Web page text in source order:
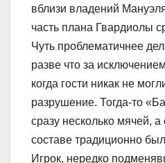
вблизи владений
часть плана Гвардиолы
Чуть проблематичнее
разве что за
когда гости никак не
разрушение. Тогда-то
сразу несколько мячей,
составе традиционно
Игрок, нередко